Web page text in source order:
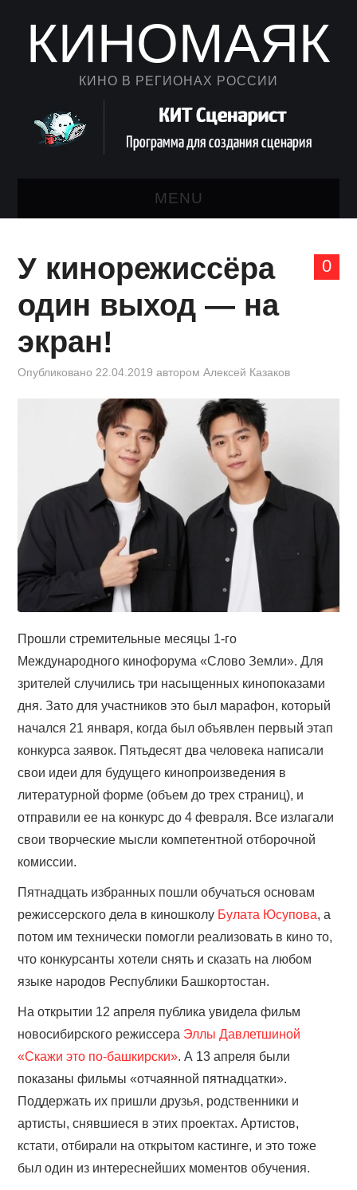
КИНОМАЯК
КИНО В РЕГИОНАХ РОССИИ
MENU
КАЛЕНДАРЬ
АВТОРСКИЙ ЛИСТ
КИНОЗАЛ
ФИЛЬМЫ
КОНТАКТЫ
ВОЙТИ
0
У кинорежиссёра
один выход — на
экран!
Опубликовано 22.04.2019 авторомАлексей Казаков
Прошли стремительные месяцы 1-го
Международного кинофорума «Слово Земли». Для
зрителей случились три насыщенных кинопоказами
дня. Зато для участников это был марафон, который
начался 21 января, когда был объявлен первый этап
конкурса заявок. Пятьдесят два человека написали
свои идеи для будущего кинопроизведения в
литературной форме (объем до трех страниц), и
отправили ее на конкурс до 4 февраля. Все излагали
свои творческие мысли компетентной отборочной
комиссии.
Пятнадцать избранных пошли обучаться основам
режиссерского дела в киношколу Булата Юсупова, а
потом им технически помогли реализовать в кино то,
что конкурсанты хотели снять и сказать на любом
языке народов Республики Башкортостан.
На открытии 12 апреля публика увидела фильм
новосибирского режиссера Эллы Давлетшиной
«Скажи это по-башкирски». А 13 апреля были
показаны фильмы «отчаянной пятнадцатки».
Поддержать их пришли друзья, родственники и
артисты, снявшиеся в этих проектах. Артистов,
кстати, отбирали на открытом кастинге, и это тоже
был один из интереснейших моментов обучения.